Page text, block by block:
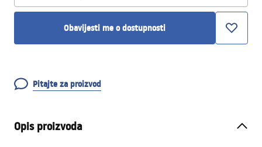
Obavijesti me o dostupnosti
Pitajte za proizvod
Opis proizvoda